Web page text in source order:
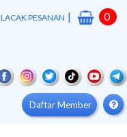
LACAK PESANAN | 0
Daftar Member